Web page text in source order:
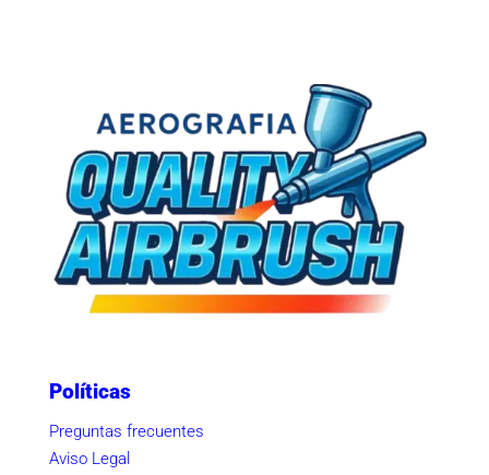
Políticas
Preguntas frecuentes
Aviso Legal